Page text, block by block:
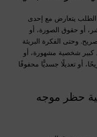
لأن الطلب يتعارض مع إحدى
أو حقوق الصورة، أو
وحتى الفكرة البريئة
كبير شخصية مشهورة، أو
أو تعديلًا جسديًّا محفوفًا
حظر موجه